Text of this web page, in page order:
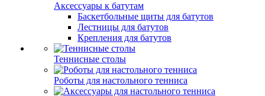
Аксессуары к батутам
Баскетбольные щиты для батутов
Лестницы для батутов
Крепления для батутов
Теннисные столы
Роботы для настольного тенниса